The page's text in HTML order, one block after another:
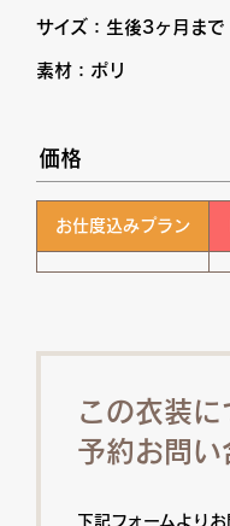
サイズ：生後3ヶ月まで
素材：ポリ
価格
お仕度込みプラン
この衣装に
予約お問い
下記フォームより